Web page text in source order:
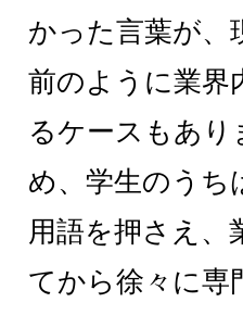
かった言葉が、
前のように業界
るケースもあり
め、学生のうち
用語を押さえ、
てから徐々に専